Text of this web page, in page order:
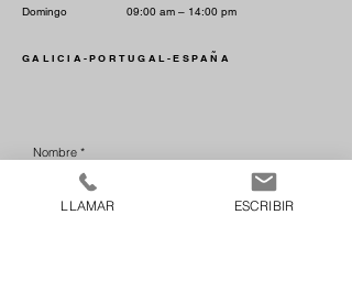
Domingo
09:00 am – 14:00 pm
GALICIA-PORTUGAL-ESPAÑA
Nombre
ApellidoLLAMAR ESCRIBIR